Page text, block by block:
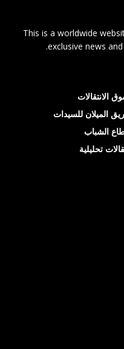
This is a worldwide
exclusive news
الانتقالات
الميلان للسيدات
الشباب
تحليلية